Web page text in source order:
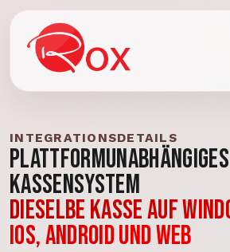
INTEGRATIONSDETAILS
Plattformunabhängiges
Kassensystem
Dieselbe Kasse auf
iOS, Android und Web